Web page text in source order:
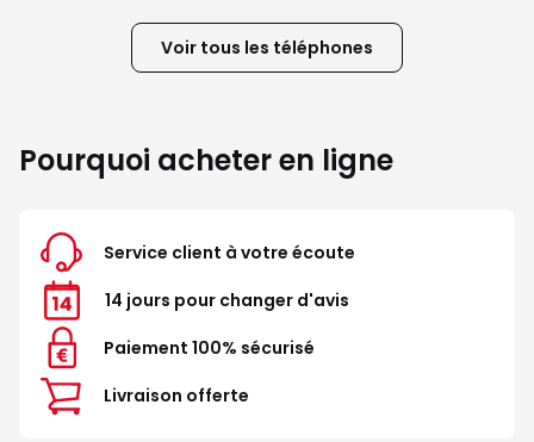
Voir tous les téléphones
Pourquoi acheter en ligne
Service client à votre écoute
14 jours pour changer d'avis
Paiement 100% sécurisé
Livraison offerte